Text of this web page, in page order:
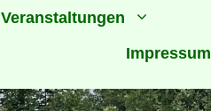
Veranstaltungen
Impressum